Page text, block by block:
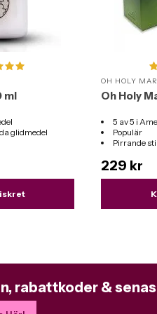
ml
glidmedel
OH HOLY
Oh Holy
5 av 5 i
Populär
Pirrande
229 kr
rabattkoder &